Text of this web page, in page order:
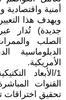
أمنية
ويهدف هذا
جديدة) تُدار
الصلب
الدبلوماسية
الأمريكية.
1/الأبعاد
القنوات
تحقيق